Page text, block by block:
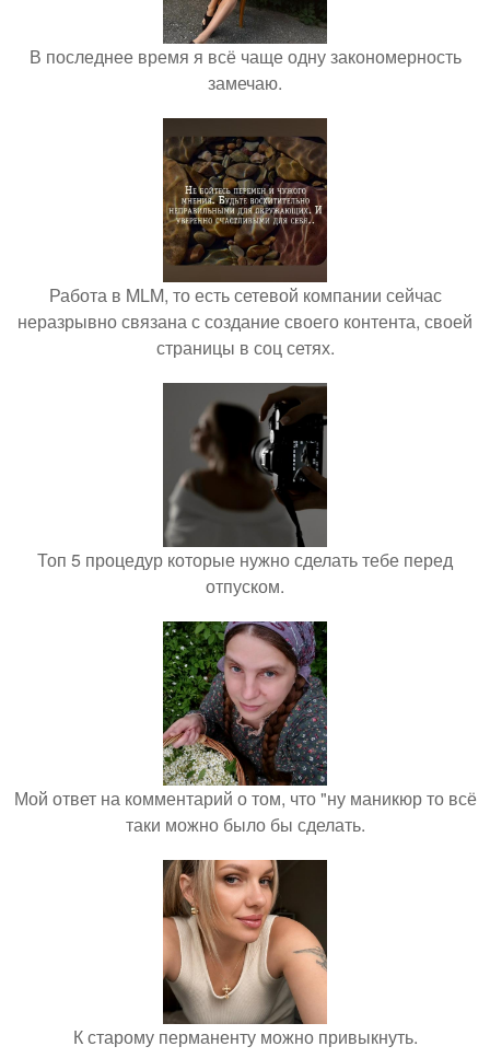
В последнее время я всё чаще одну закономерность
замечаю.
Работа в MLM, то есть сетевой компании сейчас
неразрывно связана с создание своего контента, своей
страницы в соц сетях.
Топ 5 процедур которые нужно сделать тебе перед
отпуском.
Мой ответ на комментарий о том, что "ну маникюр то всё
таки можно было бы сделать.
К старому перманенту можно привыкнуть.